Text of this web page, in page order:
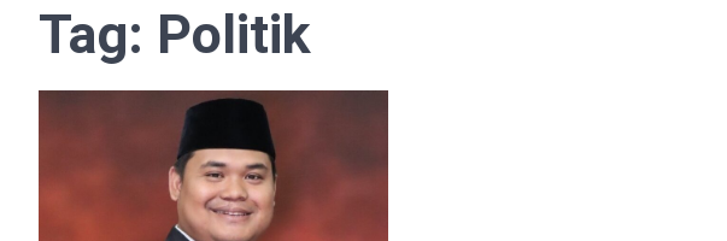
Tag: Politik